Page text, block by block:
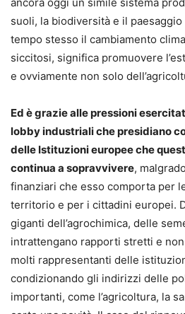
suoli, la biodiversità e il
tempo stesso il cambiamento
siccitosi, significa promuovere
e ovviamente non solo
Ed è grazie alle pressioni
lobby industriali che presidiano
delle Istituzioni europee che
continua a sopravvivere,
finanziari che esso comporta per
territorio e per i cittadini europei.
giganti dell’agrochimica, delle
intrattengano rapporti stretti e
molti rappresentanti delle
condizionando gli indirizzi delle
importanti, come l’agricoltura, la